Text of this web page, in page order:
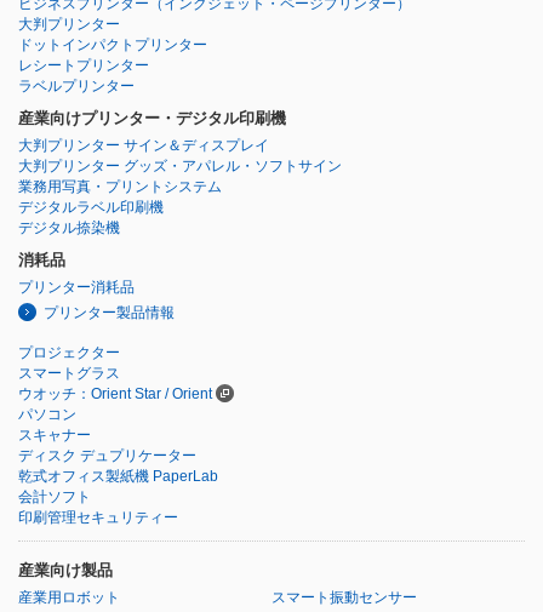
ビジネスプリンター （インクジェット・ページプリンター）
大判プリンター
ドットインパクトプリンター
レシートプリンター
ラベルプリンター
産業向けプリンター・デジタル印刷機
大判プリンター サイン＆ディスプレイ
大判プリンター グッズ・アパレル・ソフトサイン
業務用写真・プリントシステム
デジタルラベル印刷機
デジタル捺染機
消耗品
プリンター消耗品
プリンター製品情報
プロジェクター
スマートグラス
ウオッチ：Orient Star / Orient
パソコン
スキャナー
ディスク デュプリケーター
乾式オフィス製紙機 PaperLab
会計ソフト
印刷管理セキュリティー
産業向け製品
産業用ロボット スマート振動センサー